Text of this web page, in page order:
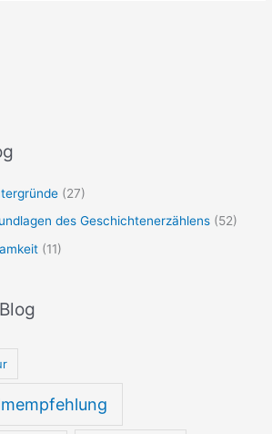
(27)
des Geschichtenerzählens (52)
(11)